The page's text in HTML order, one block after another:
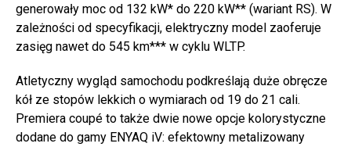
generowały moc od 132 kW* do 220 kW** (wariant RS). W
zależności od specyfikacji, elektryczny model zaoferuje
zasięg nawet do 545 km*** w cyklu WLTP.
Atletyczny wygląd samochodu podkreślają duże obręcze
kół ze stopów lekkich o wymiarach od 19 do 21 cali.
Premiera coupé to także dwie nowe opcje kolorystyczne
dodane do gamy ENYAQ iV: efektowny metalizowany